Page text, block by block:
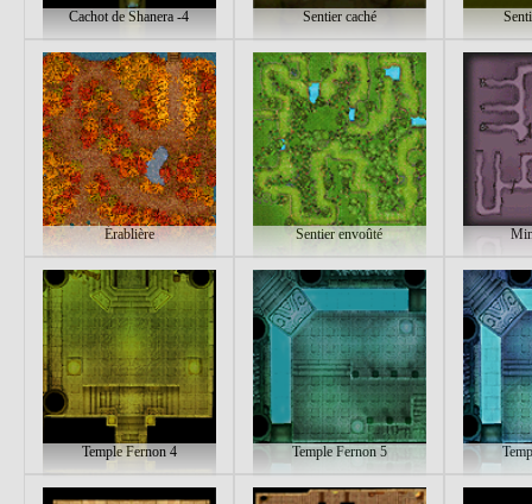
Cachot de Shanera -4 Sentier caché
Érablière Sentier envoûté
Temple Fernon 4 Temple Fernon 5